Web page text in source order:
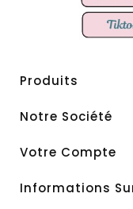
Produits
Notre Société
Votre Compte
Informations